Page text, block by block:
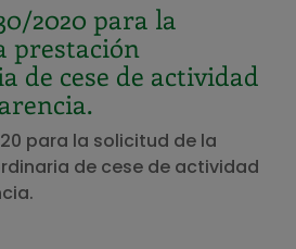
2020 para la
prestación
de cese de actividad
para la solicitud de la
de cese de actividad